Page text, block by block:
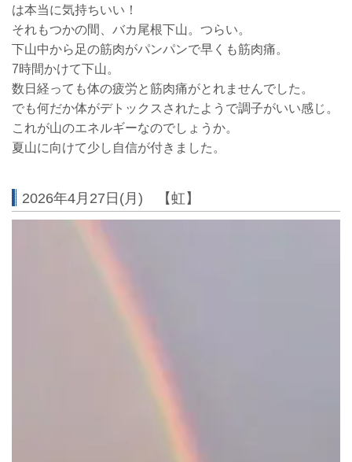
は本当に気持ちいい！
それもつかの間、バカ尾根下山。つらい。
下山中から足の筋肉がパンパンで早くも筋肉痛。
7時間かけて下山。
数日経っても体の疲労と筋肉痛がとれませんでした。
でも何だか体がデトックスされたようで調子がいい感じ。
これが山のエネルギーなのでしょうか。
夏山に向けて少し自信が付きました。
2026年4月27日(月) 【虹】